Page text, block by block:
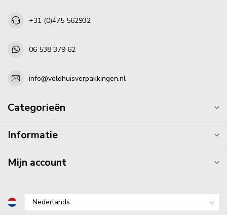
+31 (0)475 562932
06 538 379 62
info@veldhuisverpakkingen.nl
Categorieën
Informatie
Mijn account